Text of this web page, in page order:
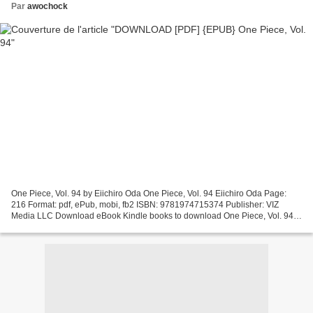
Par awochock
One Piece, Vol. 94 by Eiichiro Oda One Piece, Vol. 94 Eiichiro Oda Page:
216 Format: pdf, ePub, mobi, fb2 ISBN: 9781974715374 Publisher: VIZ
Media LLC Download eBook Kindle books to download One Piece, Vol. 94